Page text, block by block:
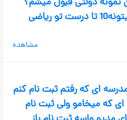
واقعا اینا واقعیه؟کی میتونه10 تا درست تو ریاضی
مشاهده
ای که رفتم ثبت نام کنم
ای که میخامو ولی ثبت نام